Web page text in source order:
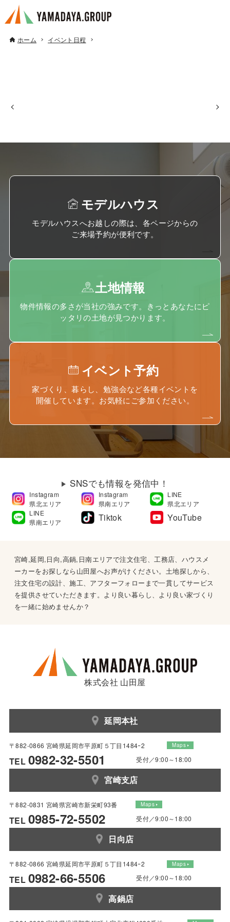
ホーム イベント日程
モデルハウス
モデルハウスへお越しの際は、各ページからの
ご来場予約が便利です。
土地情報
物件情報の多さが当社の強みです。きっとあなたにピ
ッタリの土地が見つかります。
イベント予約
家づくり、暮らし、勉強会など各種イベントを
開催しています。お気軽にご参加ください。
SNSでも情報を発信中！
Instagram
県北エリア
Instagram
県南エリア
LINE
県北エリア
LINE
県南エリア
Tiktok YouTube
宮崎,延岡,日向,高鍋,日南エリアで注文住宅、工務店、ハウスメ
ーカーをお探しなら山田屋へお声がけください。土地探しから、
注文住宅の設計、施工、アフターフォローまで一貫してサービス
を提供させていただきます。より良い暮らし、より良い家づくり
を一緒に始めませんか？
株式会社 山田屋
延岡本社
〒882-0866 宮崎県延岡市平原町５丁目1484ｰ2 Maps
TEL 0982-32-5501 受付／9:00～18:00
宮崎支店
〒882-0831 宮崎県宮崎市新栄町93番 Maps
TEL 0985-72-5502 受付／9:00～18:00
日向店
〒882-0866 宮崎県延岡市平原町５丁目1484ｰ2 Maps
TEL 0982-66-5506 受付／9:00～18:00
高鍋店